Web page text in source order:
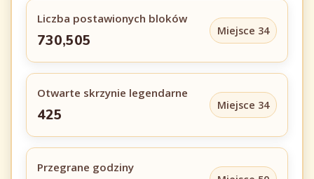
Liczba postawionych bloków
730,505
Miejsce 34
Otwarte skrzynie legendarne
425
Miejsce 34
Przegrane godziny